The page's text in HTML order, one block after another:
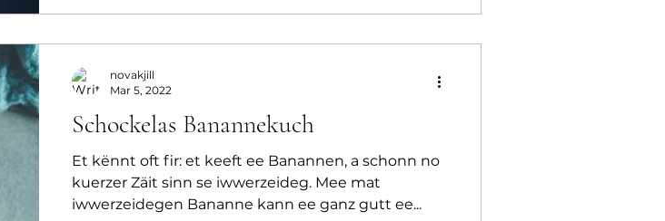
Schockelas Banannekuch
Et kënnt oft fir: et keeft ee Banannen, a schonn no
kuerzer Zäit sinn se iwwerzeideg. Mee mat
iwwerzeidegen Bananne kann ee ganz gutt ee...
novakjill
Mar 5, 2022